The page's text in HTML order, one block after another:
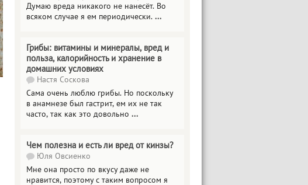
Думаю вреда никакого не нанесёт. Во
всяком случае я ем периодически. ...
Грибы: витамины и минералы, вред и
польза, калорийность и хранение в
домашних условиях
Настя Соскова
Сама очень люблю грибы. Но поскольку
в анамнезе был гастрит, ем их не так
часто, так как это довольно ...
Чем полезна и есть ли вред от кинзы?
Юля Овсиенко
Мне она просто по вкусу даже не
нравится, поэтому с таким вопросом я